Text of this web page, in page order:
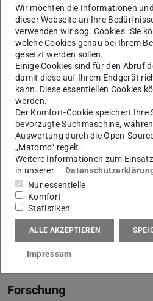
Institut für
und Werkzeugmaschinen
Ehemaliger wissenschaftlicher
Kontakt
L1|01
Otto-Berndt-Straße 2
64287Darmstadt
Links
www.prozesslernfabrik.de
Network
Linkedin(wird in neuem Tab
Forschung
Wir möchten die Informationen
dieser Webseite an Ihre
verwenden wir sog. Cookies. Sie
welche Cookies genau bei Ihrem
gesetzt werden sollen.
Einige Cookies sind für den Abruf
damit diese auf Ihrem Endgerät
kann. Diese essentiellen Cookies
werden.
Der Komfort-Cookie speichert Ihre
bevorzugte Suchmaschine,
Auswertung durch die Open-
„Matomo“ regelt.
Weitere Informationen zum
in unserer
Nur essentielle
Komfort
Statistiken
ALLE AKZEPTIEREN
Impressum